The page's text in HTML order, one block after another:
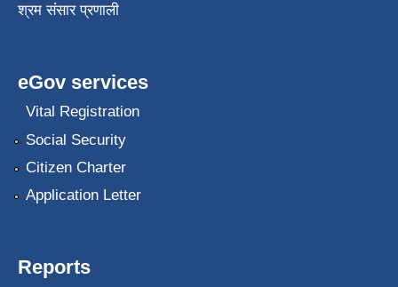
श्रम संसार प्रणाली
eGov services
Vital Registration
Social Security
Citizen Charter
Application Letter
Reports